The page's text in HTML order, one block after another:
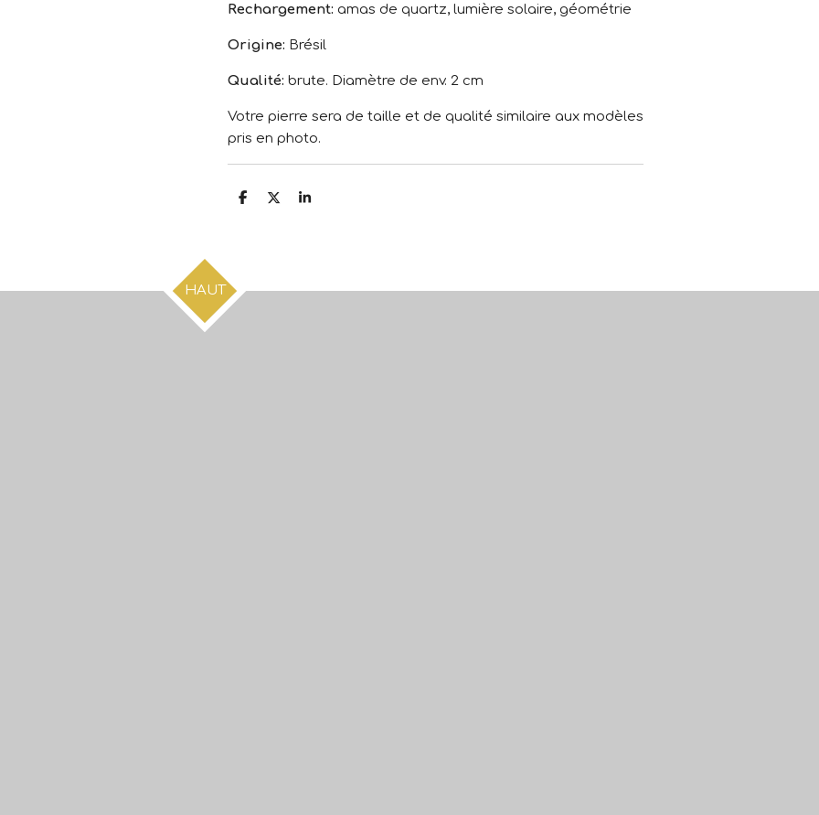
Rechargement: amas de quartz, lumière solaire, géométrie
Origine: Brésil
Qualité: brute. Diamètre de env. 2 cm
Votre pierre sera de taille et de qualité similaire aux modèles
pris en photo.
P
r
P
P
HAUT